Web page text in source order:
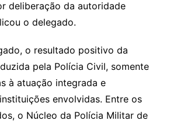
deliberação da autoridade
o delegado.
o resultado positivo da
pela Polícia Civil, somente
à atuação integrada e
envolvidas. Entre os
o Núcleo da Polícia Militar de